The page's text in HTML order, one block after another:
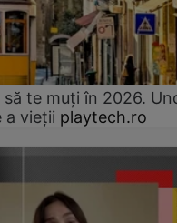
te muți în 2026.
a vieții playtech.ro